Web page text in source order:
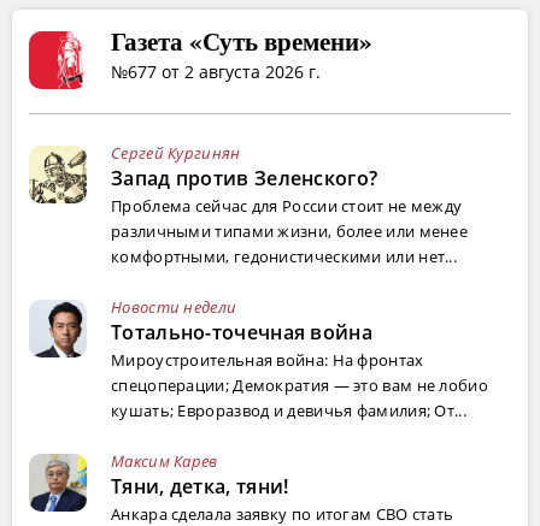
Газета «Суть времени»
№677 от 2 августа 2026 г.
Сергей Кургинян
Запад против Зеленского?
Проблема сейчас для России стоит не между
различными типами жизни, более или менее
комфортными, гедонистическими или нет...
Новости недели
Тотально-точечная война
Мироустроительная война: На фронтах
спецоперации; Демократия — это вам не лобио
кушать; Евроразвод и девичья фамилия; От...
Максим Карев
Тяни, детка, тяни!
Анкара сделала заявку по итогам СВО стать